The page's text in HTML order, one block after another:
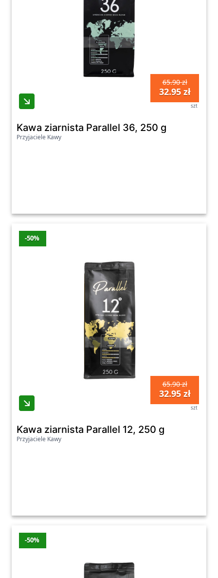
65.90 zł
32.95 zł
szt
Kawa ziarnista Parallel 36, 250 g
Przyjaciele Kawy
-50%
65.90 zł
32.95 zł
szt
Kawa ziarnista Parallel 12, 250 g
Przyjaciele Kawy
-50%